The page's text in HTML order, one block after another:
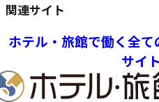
関連サイト
ホテル・旅館で働く全
サイト